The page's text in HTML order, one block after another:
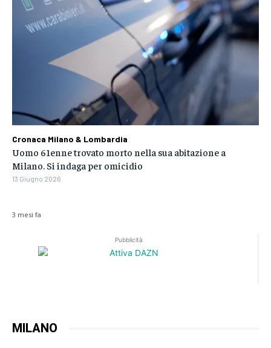
Pubblicità
MILANO
3 mesi fa
Cronaca Milano & Lombardia
Uomo 61enne trovato morto nella sua abitazione a
Milano. Si indaga per omicidio
13 Giugno 2026